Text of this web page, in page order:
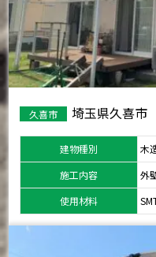
久喜市 埼玉県久喜
建物種別
木
施工内容
外
使用材料